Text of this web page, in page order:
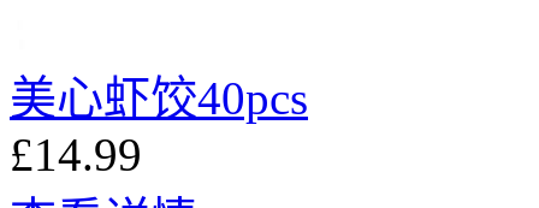
美心虾饺40pcs
£14.99